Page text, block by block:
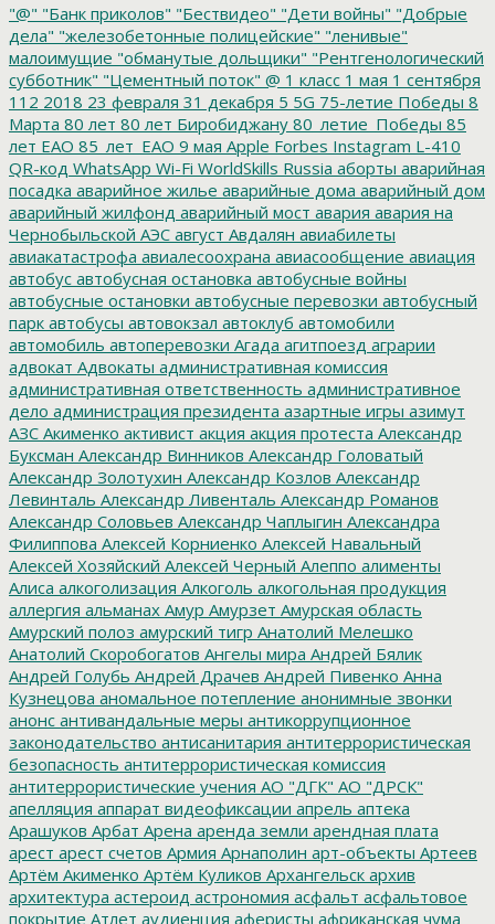
"@" "Банк приколов" "Бествидео" "Дети войны" "Добрые
дела" "железобетонные полицейские" "ленивые"
малоимущие "обманутые дольщики" "Рентгенологический
субботник" "Цементный поток" @ 1 класс 1 мая 1 сентября
112 2018 23 февраля 31 декабря 5 5G 75-летие Победы 8
Марта 80 лет 80 лет Биробиджану 80_летие_Победы 85
лет ЕАО 85_лет_ЕАО 9 мая Apple Forbes Instagram L-410
QR-код WhatsApp Wi-Fi WorldSkills Russia аборты аварийная
посадка аварийное жилье аварийные дома аварийный дом
аварийный жилфонд аварийный мост авария авария на
Чернобыльской АЭС август Авдалян авиабилеты
авиакатастрофа авиалесоохрана авиасообщение авиация
автобус автобусная остановка автобусные войны
автобусные остановки автобусные перевозки автобусный
парк автобусы автовокзал автоклуб автомобили
автомобиль автоперевозки Агада агитпоезд аграрии
адвокат Адвокаты административная комиссия
административная ответственность административное
дело администрация президента азартные игры азимут
АЗС Акименко активист акция акция протеста Александр
Буксман Александр Винников Александр Головатый
Александр Золотухин Александр Козлов Александр
Левинталь Александр Ливенталь Александр Романов
Александр Соловьев Александр Чаплыгин Александра
Филиппова Алексей Корниенко Алексей Навальный
Алексей Хозяйский Алексей Черный Алеппо алименты
Алиса алкоголизация Алкоголь алкогольная продукция
аллергия альманах Амур Амурзет Амурская область
Амурский полоз амурский тигр Анатолий Мелешко
Анатолий Скоробогатов Ангелы мира Андрей Бялик
Андрей Голубь Андрей Драчев Андрей Пивенко Анна
Кузнецова аномальное потепление анонимные звонки
анонс антивандальные меры антикоррупционное
законодательство антисанитария антитеррористическая
безопасность антитеррористическая комиссия
антитеррористические учения АО "ДГК" АО "ДРСК"
апелляция аппарат видеофиксации апрель аптека
Арашуков Арбат Арена аренда земли арендная плата
арест арест счетов Армия Арнаполин арт-объекты Артеев
Артём Акименко Артём Куликов Архангельск архив
архитектура астероид астрономия асфальт асфальтовое
покрытие Атлет аудиенция аферисты африканская чума